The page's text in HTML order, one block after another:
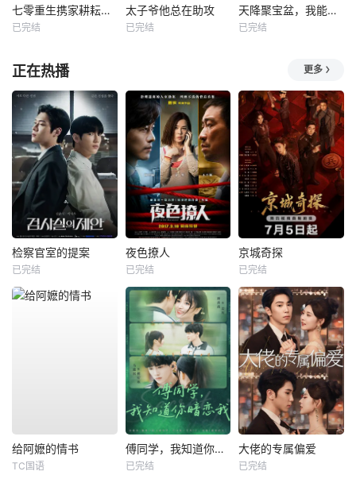
七零重生携家耕耘奔小康
已完结
太子爷他总在助攻
已完结
天降聚宝盆，我能无限复制
已完结
正在热播 更多
检察官室的提案
已完结
夜色撩人
已完结
京城奇探
已完结
给阿嬷的情书
TC国语
傅同学，我知道你暗恋我
已完结
大佬的专属偏爱
已完结